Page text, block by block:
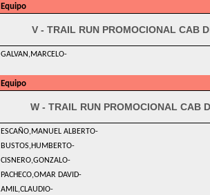
Equipo
V - TRAIL RUN PROMOCIONAL CAB
GALVAN,MARCELO-
Equipo
W - TRAIL RUN PROMOCIONAL CAB
ESCAÑO,MANUEL ALBERTO-
BUSTOS,HUMBERTO-
CISNERO,GONZALO-
PACHECO,OMAR DAVID-
AMIL,CLAUDIO-